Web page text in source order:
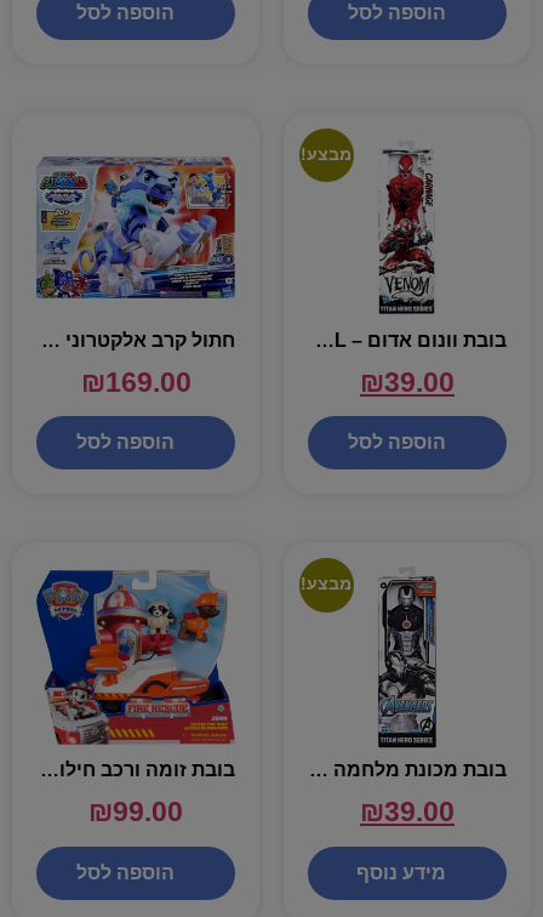
הוספה לסל הוספה לסל
מבצע!
בובת וונום אדום – MARVEL
₪39.00
הוספה לסל
חתול קרב אלקטרוני של ילד חתול – כוח פיגי
₪169.00
הוספה לסל
מבצע!
בובת מכונת מלחמה בגודל 30 ס"מ
₪39.00
מידע נוסף
בובת זומה ורכב חילוץ אש – מפרץ ההרפתקאות
₪99.00
הוספה לסל